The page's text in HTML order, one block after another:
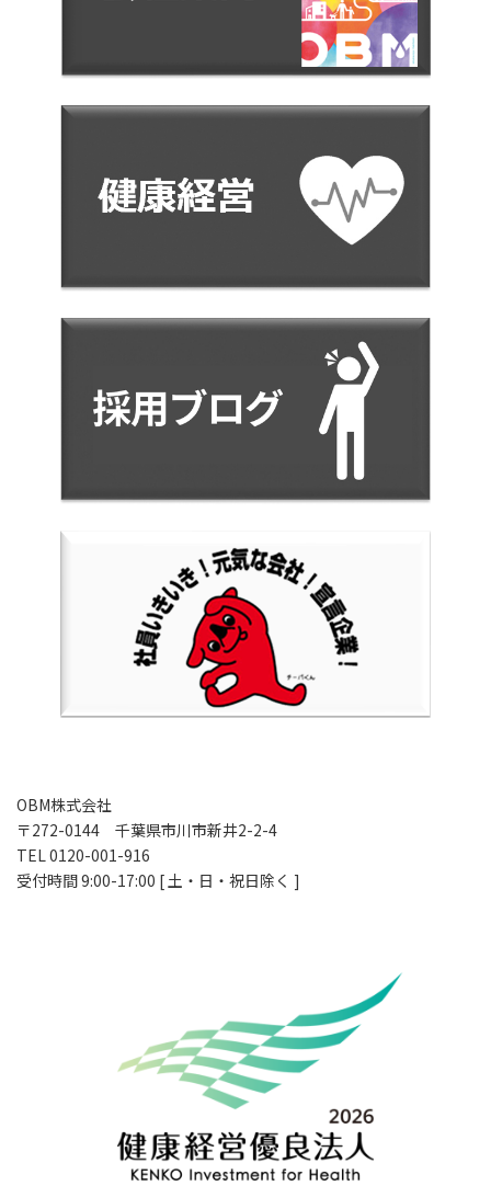
OBM株式会社
〒272-0144 千葉県市川市新井2-2-4
TEL 0120-001-916
受付時間 9:00-17:00 [ 土・日・祝日除く ]